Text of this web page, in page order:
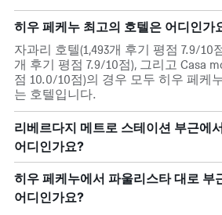
X
축
이
있
습
니
다.
차
트
에
는
객
실
의
시
합
니
다.
차
트
에
요
일
을
표
시
하
히우 페케누 최고의 호텔은 어디인가
자과리 호텔(1,493개 후기 평점 7.9/10
개 후기 평점 7.9/10점), 그리고 Casa
점 10.0/10점)의 경우 모두 히우 페케
는 호텔입니다.
리베르다지 메트로 스테이션 부근에
어디인가요?
히우 페케누에서 파울리스타 대로 부
어디인가요?